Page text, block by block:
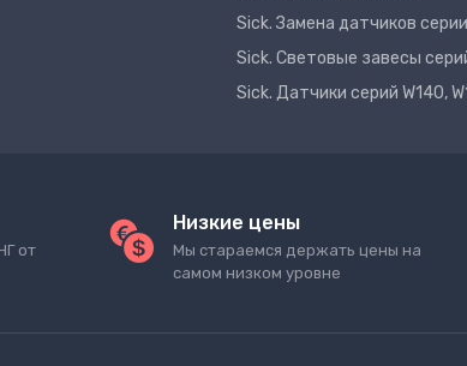
Sick. Замена датчиков серии
Sick. Световые завесы
Sick. Датчики серий W140,
от
Низкие цены
Мы стараемся держать цены на
самом низком уровне